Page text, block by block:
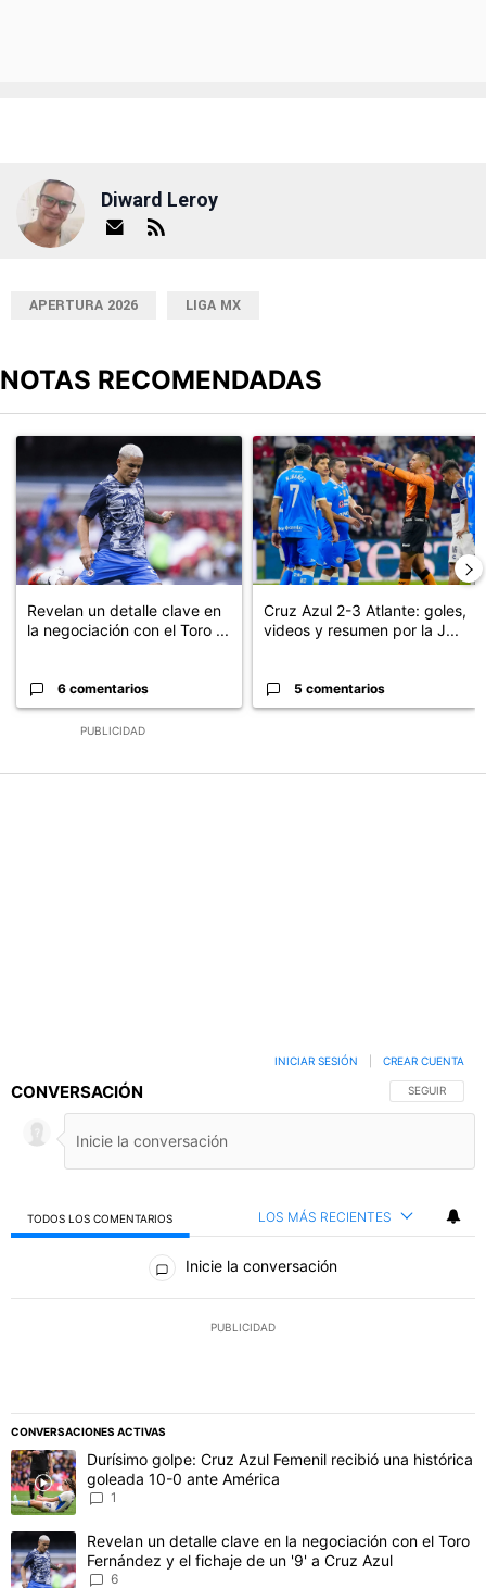
Diward Leroy
APERTURA 2026 LIGA MX
NOTAS RECOMENDADAS
PUBLICIDAD
Un artículo de tendencia con el título "Revelan un detalle clave
Revelan un detalle clave en
la negociación con el Toro ...
6 comentarios
Un artículo de tendencia con el
Cruz Azul 2-3 Atlante: goles,
videos y resumen por la J...
5 comentarios
CONVERSACIÓN SIGA ESTA
SEGUIR
INICIAR SESIÓN CREAR CUENTA
TODOS LOS COMENTARIOS LOS MÁS RECIENTES
Todos los comentarios
Inicie la conversación
PUBLICIDAD
CONVERSACIONES ACTIVAS
Este listado muestra los artículos con más comentarios en los
Un artículo de tendencia con el título "Durísimo golpe: Cruz Azul
Durísimo golpe: Cruz Azul Femenil recibió una histórica
goleada 10-0 ante América
1
Un artículo de tendencia con el título "Revelan un detalle clave
Revelan un detalle clave en la negociación con el Toro
Fernández y el fichaje de un '9' a Cruz Azul
6